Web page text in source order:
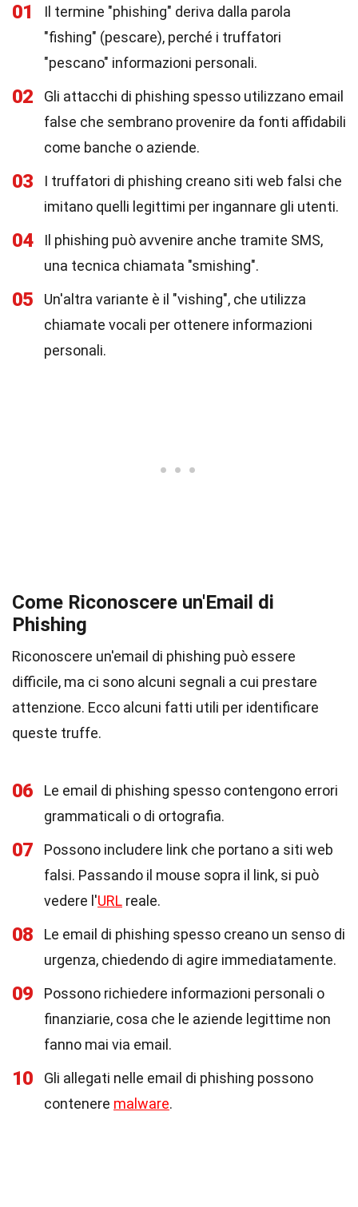
01
Il termine "phishing" deriva dalla parola
"fishing" (pescare), perché i truffatori
"pescano" informazioni personali.
02
Gli attacchi di phishing spesso utilizzano email
false che sembrano provenire da fonti affidabili
come banche o aziende.
03
I truffatori di phishing creano siti web falsi che
imitano quelli legittimi per ingannare gli utenti.
04
Il phishing può avvenire anche tramite SMS,
una tecnica chiamata "smishing".
05
Un'altra variante è il "vishing", che utilizza
chiamate vocali per ottenere informazioni
personali.
Come Riconoscere un'Email di
Phishing
Riconoscere un'email di phishing può essere
difficile, ma ci sono alcuni segnali a cui prestare
attenzione. Ecco alcuni fatti utili per identificare
queste truffe.
06
Le email di phishing spesso contengono errori
grammaticali o di ortografia.
07
Possono includere link che portano a siti web
falsi. Passando il mouse sopra il link, si può
vedere l'URL reale.
08
Le email di phishing spesso creano un senso di
urgenza, chiedendo di agire immediatamente.
09
Possono richiedere informazioni personali o
finanziarie, cosa che le aziende legittime non
fanno mai via email.
10
Gli allegati nelle email di phishing possono
contenere malware.